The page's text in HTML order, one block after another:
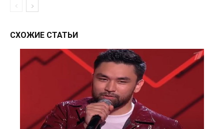
СХОЖИЕ СТАТЬИ